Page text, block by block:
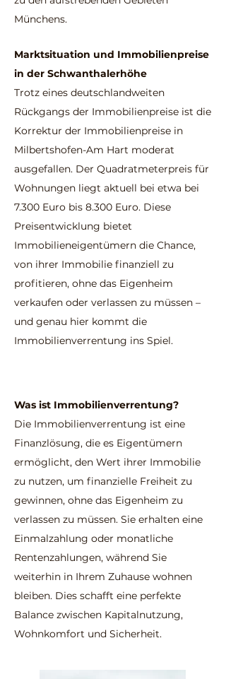
Münchens.
Marktsituation und Immobilienpreise
in der Schwanthalerhöhe
Trotz eines deutschlandweiten
Rückgangs der Immobilienpreise ist die
Korrektur der Immobilienpreise in
Milbertshofen-Am Hart moderat
ausgefallen. Der Quadratmeterpreis für
Wohnungen liegt aktuell bei etwa bei
7.300 Euro bis 8.300 Euro. Diese
Preisentwicklung bietet
Immobilieneigentümern die Chance,
von ihrer Immobilie finanziell zu
profitieren, ohne das Eigenheim
verkaufen oder verlassen zu müssen –
und genau hier kommt die
Immobilienverrentung ins Spiel.
Was ist Immobilienverrentung?
Die Immobilienverrentung ist eine
Finanzlösung, die es Eigentümern
ermöglicht, den Wert ihrer Immobilie
zu nutzen, um finanzielle Freiheit zu
gewinnen, ohne das Eigenheim zu
verlassen zu müssen. Sie erhalten eine
Einmalzahlung oder monatliche
Rentenzahlungen, während Sie
weiterhin in Ihrem Zuhause wohnen
bleiben. Dies schafft eine perfekte
Balance zwischen Kapitalnutzung,
Wohnkomfort und Sicherheit.